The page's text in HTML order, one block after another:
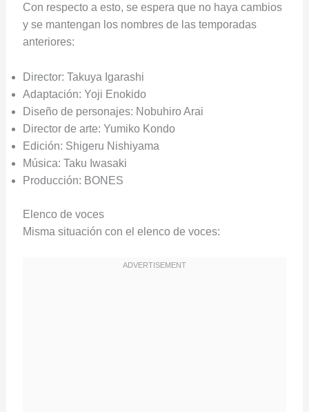
Con respecto a esto, se espera que no haya cambios
y se mantengan los nombres de las temporadas
anteriores:
Director: Takuya Igarashi
Adaptación: Yoji Enokido
Diseño de personajes: Nobuhiro Arai
Director de arte: Yumiko Kondo
Edición: Shigeru Nishiyama
Música: Taku Iwasaki
Producción: BONES
Elenco de voces
Misma situación con el elenco de voces: